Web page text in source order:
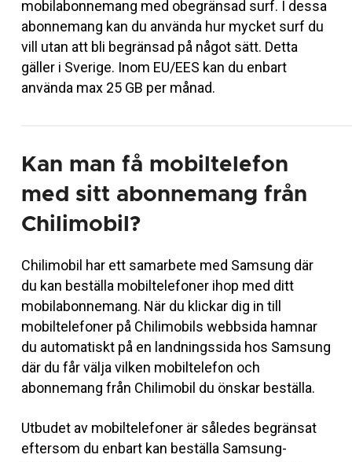
mobilabonnemang med obegränsad surf. I dessa
abonnemang kan du använda hur mycket surf du
vill utan att bli begränsad på något sätt. Detta
gäller i Sverige. Inom EU/EES kan du enbart
använda max 25 GB per månad.
Kan man få mobiltelefon
med sitt abonnemang från
Chilimobil?
Chilimobil har ett samarbete med Samsung där
du kan beställa mobiltelefoner ihop med ditt
mobilabonnemang. När du klickar dig in till
mobiltelefoner på Chilimobils webbsida hamnar
du automatiskt på en landningssida hos Samsung
där du får välja vilken mobiltelefon och
abonnemang från Chilimobil du önskar beställa.
Utbudet av mobiltelefoner är således begränsat
eftersom du enbart kan beställa Samsung-